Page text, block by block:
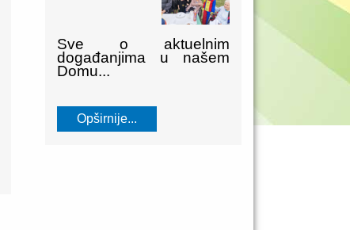
Sve o aktuelnim
događanjima u našem
Domu...
Opširnije...